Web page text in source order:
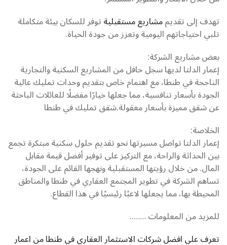
تهدف إلى تقديممشاريع مستقبليةتوفر للسكان بيئة متكاملة
تلبي احتياجاتهم اليومية وتعزز من جودة الحياة.
بعض مشاريع الشركة:
إعمار الدلتا لديها سجل حافل من المشاريع السكنية والتجارية
الناجحة في طنطا، مع اهتمام خاص بتقديم وحدات تمليك عالية
الجودة بأسعار تنافسية، مما جعلها خيارًا مفضلًا للعائلات الباحثة
عن شقق مميزة بأسعار معقولة.شقق تمليك في طنطا
الخلاصة:
إعمار الدلتا تواصل مسيرتها نحو تقديم حلول سكنية مبتكرة تجمع
بين الحداثة والراحة، مع التركيز على توفير أفضل قيمة مقابل
المال. من خلال رؤيتها المستقبلية ونهجها القائم على الجودة،
تساهم الشركة في تطوير المجتمع العقاري في طنطا والمناطق
المحيطة بها، مما يجعلها لاعبًا رئيسيًا في هذا القطاع.
للمزيد من المعلومات ……..
تعرف علي افضل شركات الاستثمار العقاري في طنطا من اعمار